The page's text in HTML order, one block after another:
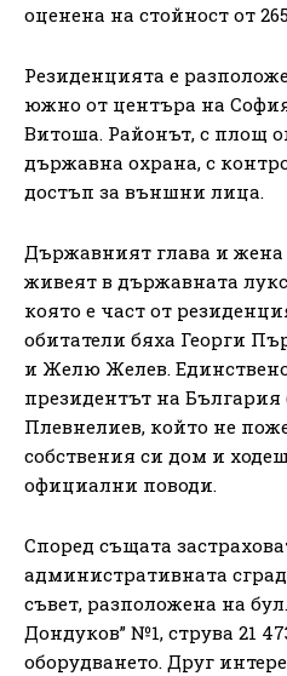
оценена на стойност от
Резиденцията е
южно от центъра на
Витоша. Районът, с площ
държавна охрана, с
достъп за външни лица.
Държавният глава и
живеят в държавната
която е част от
обитатели бяха Георги
и Желю Желев.
президентът на България
Плевнелиев, който не
собствения си дом и
официални поводи.
Според същата
административната
съвет, разположена на
Дондуков” №1, струва 21
оборудването. Друг